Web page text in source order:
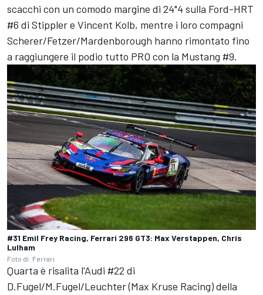
scacchi con un comodo margine di 24"4 sulla Ford-HRT
#6 di Stippler e Vincent Kolb, mentre i loro compagni
Scherer/Fetzer/Mardenborough hanno rimontato fino
a raggiungere il podio tutto PRO con la Mustang #9.
#31 Emil Frey Racing, Ferrari 296 GT3: Max Verstappen, Chris
Lulham
Foto di: Ferrari
Quarta è risalita l'Audi #22 di
D.Fugel/M.Fugel/Leuchter (Max Kruse Racing) della